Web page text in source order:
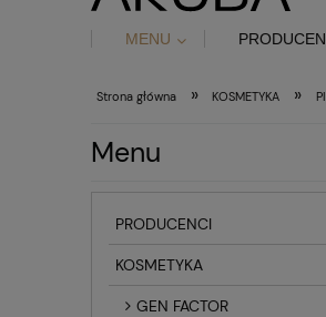
MENU
Strona główna » KOSMETYKA »
Menu
PRODUCENCI
KOSMETYKA
GEN FACTOR